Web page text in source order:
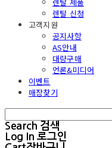
렌탈 제품
렌탈 신청
고객지원
공지사항
AS안내
대량구매
언론&미디어
이벤트
매장찾기
Search 검색
Log In 로그인